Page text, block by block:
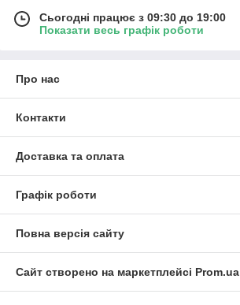
Сьогодні працює з 09:30 до 19:00
Показати весь графік роботи
Про нас
Контакти
Доставка та оплата
Графік роботи
Повна версія сайту
Сайт створено на маркетплейсі Prom.ua